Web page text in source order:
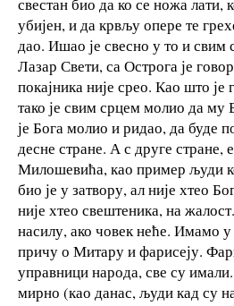
свестан био да ко се ножа лати,
убијен, и да крвљу опере те
дао. Ишао је свесно у то и свим
Лазар Свети, са Острога је
покајника није срео. Као што
тако је свим срцем молио да му
је Бога молио и ридао, да буде
десне стране. А с друге стране,
Милошевића, као пример људи
био је у затвору, ал није хтео
није хтео свештеника, на
насилу, ако човек неће. Имамо
причу о Митару и фарисеју.
управници народа, све су
мирно (као данас, људи кад су